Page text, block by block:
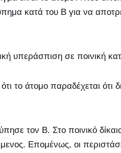
κατά του Β για να
υπεράσπιση σε ποινική
το άτομο παραδέχεται ότι
τον Β. Στο ποινικό
Επομένως, οι